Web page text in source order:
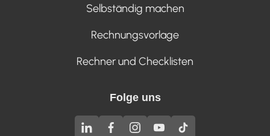
Selbständig machen
Rechnungsvorlage
Rechner und Checklisten
Folge uns